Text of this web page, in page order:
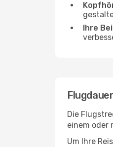
Ihre
Die
einem oder
Um Ihre